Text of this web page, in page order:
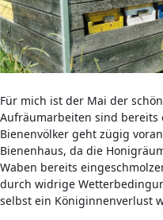
Für mich ist der Mai der
Aufräumarbeiten sind
Bienenvölker geht zügig
Bienenhaus, da die
Waben bereits
durch widrige
selbst ein Königinnenverlust